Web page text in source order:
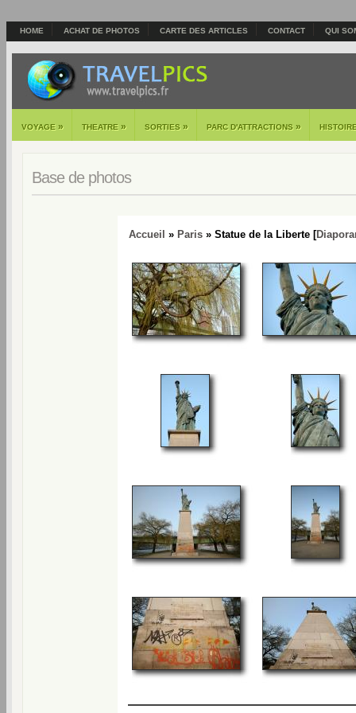
HOME ACHAT DE PHOTOS CARTE DES ARTICLES CONTACT QUI
VOYAGE » THEATRE » SORTIES » PARC D'ATTRACTIONS »
Base de photos
Accueil » Paris» Statue de la Liberte [